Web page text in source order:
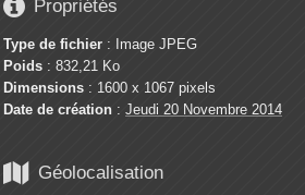
 Propriétés
Type de fichier : Image JPEG
Poids : 832,21 Ko
Dimensions : 1600 x 1067 pixels
Date de création : Jeudi 20 Novembre 2014
 Géolocalisation